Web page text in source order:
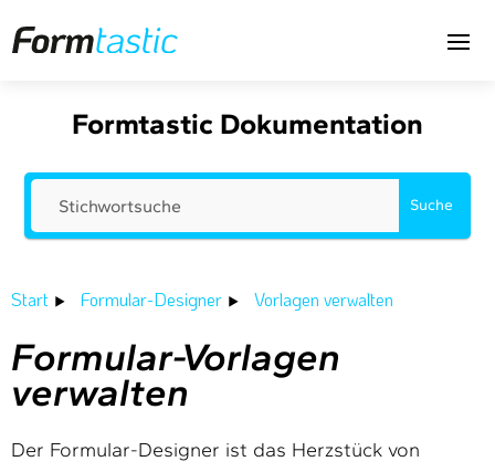
Formtastic Dokumentation
Suche
Start Formular-Designer Vorlagen verwalten
Formular-Vorlagen
verwalten
Der Formular-Designer ist das Herzstück von